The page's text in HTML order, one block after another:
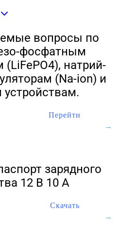
вопросы по
фосфатным
(LiFePO4), натрий-
(Na-ion) и
Перейти
зарядного
12 В 10 А
Скачать